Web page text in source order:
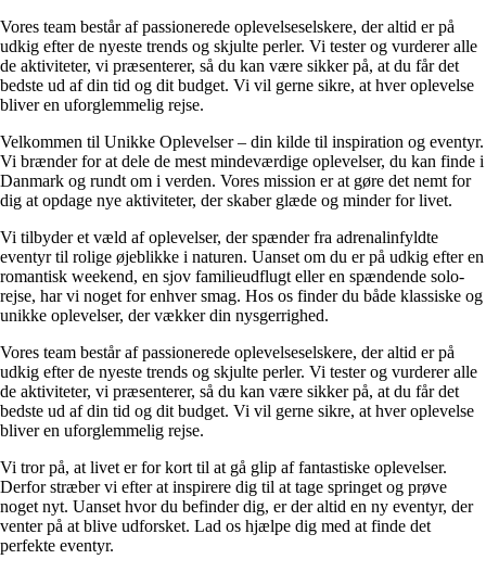
Vores team består af passionerede oplevelseselskere, der altid er på
udkig efter de nyeste trends og skjulte perler. Vi tester og vurderer alle
de aktiviteter, vi præsenterer, så du kan være sikker på, at du får det
bedste ud af din tid og dit budget. Vi vil gerne sikre, at hver oplevelse
bliver en uforglemmelig rejse.
Velkommen til Unikke Oplevelser – din kilde til inspiration og eventyr.
Vi brænder for at dele de mest mindeværdige oplevelser, du kan finde i
Danmark og rundt om i verden. Vores mission er at gøre det nemt for
dig at opdage nye aktiviteter, der skaber glæde og minder for livet.
Vi tilbyder et væld af oplevelser, der spænder fra adrenalinfyldte
eventyr til rolige øjeblikke i naturen. Uanset om du er på udkig efter en
romantisk weekend, en sjov familieudflugt eller en spændende solo-
rejse, har vi noget for enhver smag. Hos os finder du både klassiske og
unikke oplevelser, der vækker din nysgerrighed.
Vores team består af passionerede oplevelseselskere, der altid er på
udkig efter de nyeste trends og skjulte perler. Vi tester og vurderer alle
de aktiviteter, vi præsenterer, så du kan være sikker på, at du får det
bedste ud af din tid og dit budget. Vi vil gerne sikre, at hver oplevelse
bliver en uforglemmelig rejse.
Vi tror på, at livet er for kort til at gå glip af fantastiske oplevelser.
Derfor stræber vi efter at inspirere dig til at tage springet og prøve
noget nyt. Uanset hvor du befinder dig, er der altid en ny eventyr, der
venter på at blive udforsket. Lad os hjælpe dig med at finde det
perfekte eventyr.